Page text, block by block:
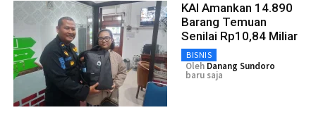
KAI Amankan 14.890
Barang Temuan
Senilai Rp10,84 Miliar
BISNIS
Oleh Danang Sundoro
baru saja